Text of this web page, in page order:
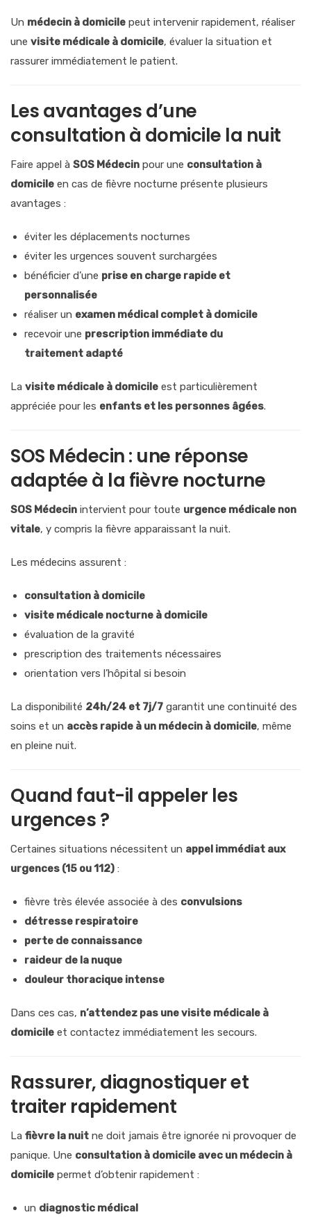
Un médecin à domicile peut intervenir rapidement, réaliser
une visite médicale à domicile, évaluer la situation et
rassurer immédiatement le patient.
Les avantages d’une
consultation à domicile la nuit
Faire appel à SOS Médecin pour une consultation à
domicile en cas de fièvre nocturne présente plusieurs
avantages :
éviter les déplacements nocturnes
éviter les urgences souvent surchargées
bénéficier d’une prise en charge rapide et
personnalisée
réaliser un examen médical complet à domicile
recevoir une prescription immédiate du
traitement adapté
La visite médicale à domicile est particulièrement
appréciée pour les enfants et les personnes âgées.
SOS Médecin : une réponse
adaptée à la fièvre nocturne
SOS Médecin intervient pour toute urgence médicale non
vitale, y compris la fièvre apparaissant la nuit.
Les médecins assurent :
consultation à domicile
visite médicale nocturne à domicile
évaluation de la gravité
prescription des traitements nécessaires
orientation vers l’hôpital si besoin
La disponibilité 24h/24 et 7j/7 garantit une continuité des
soins et un accès rapide à un médecin à domicile, même
en pleine nuit.
Quand faut-il appeler les
urgences ?
Certaines situations nécessitent un appel immédiat aux
urgences (15 ou 112) :
fièvre très élevée associée à des convulsions
détresse respiratoire
perte de connaissance
raideur de la nuque
douleur thoracique intense
Dans ces cas, n’attendez pas une visite médicale à
domicile et contactez immédiatement les secours.
Rassurer, diagnostiquer et
traiter rapidement
La fièvre la nuit ne doit jamais être ignorée ni provoquer de
panique. Une consultation à domicile avec un médecin à
domicile permet d’obtenir rapidement :
un diagnostic médical